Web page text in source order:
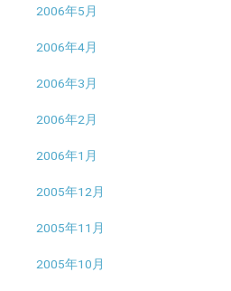
2006年5月
2006年4月
2006年3月
2006年2月
2006年1月
2005年12月
2005年11月
2005年10月